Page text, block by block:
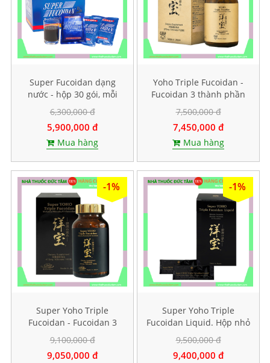
Super Fucoidan dạng
nước - hộp 30 gói, mỗi
gói chứa 100ml
6,300,000 đ
5,900,000 đ
Mua hàng
Yoho Triple Fucoidan -
Fucoidan 3 thành phần
tảo nâu. Hộp 120 viên
7,500,000 đ
7,450,000 đ
Mua hàng
-1%
Super Yoho Triple
Fucoidan - Fucoidan 3
thành phần tảo nâu hàm
lượng CAO. Hộp 160 viên
9,100,000 đ
9,050,000 đ
-1%
Super Yoho Triple
Fucoidan Liquid. Hộp nhỏ
20 gói
9,500,000 đ
9,400,000 đ